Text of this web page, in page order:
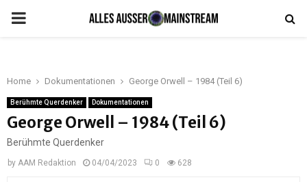
PRIMARY
Home Dokumentationen George Orwell – 1984 (Teil 6)
Berühmte Querdenker Dokumentationen
George Orwell – 1984 (Teil 6)
Berühmte Querdenker
by AAM Redaktion 04/04/2023 0 628